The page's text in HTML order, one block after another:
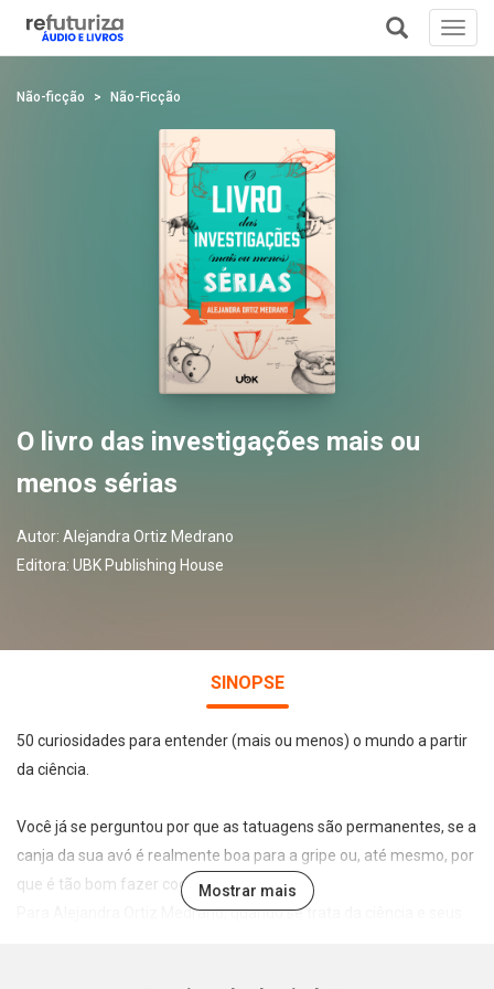
Não-ficção Não-Ficção
O livro das investigações mais ou
menos sérias
Autor: Alejandra Ortiz Medrano
Editora: UBK Publishing House
SINOPSE
50 curiosidades para entender (mais ou menos) o mundo a partir
da ciência.
Você já se perguntou por que as tatuagens são permanentes, se a
canja da sua avó é realmente boa para a gripe ou, até mesmo, por
que é tão bom fazer cocô?
Para Alejandra Ortiz Medrano, quando se trata da ciência e seus
Mostrar mais